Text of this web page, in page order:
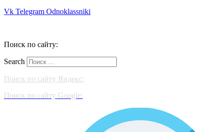
Vk Telegram Odnoklassniki
Поиск по сайту:
Search
Поиск по сайту Яндекс:
Поиск по сайту Google: